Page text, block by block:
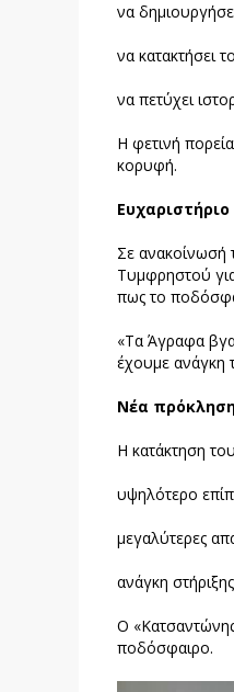
να
να κατακτήσει
να πετύχει
Η φετινή
κορυφή.
Σε ανακοίνωσή
Τυμφρηστού
πως το
«Τα Άγραφα
έχουμε ανάγκη
Νέα
Η κατάκτηση
υψηλότερο
μεγαλύτερες
ανάγκη
Ο
ποδόσφαιρο.